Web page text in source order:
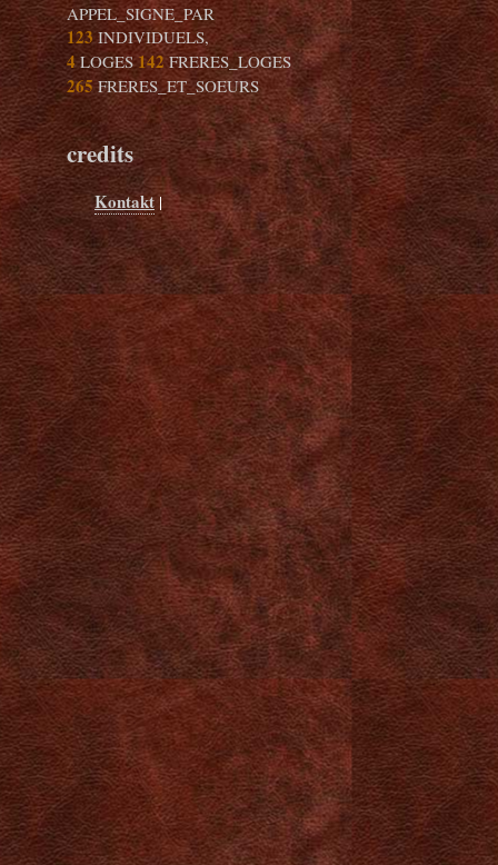
APPEL_SIGNE_PAR
123INDIVIDUELS,
4LOGES142FRERES_LOGES
265FRERES_ET_SOEURS
credits
Kontakt |